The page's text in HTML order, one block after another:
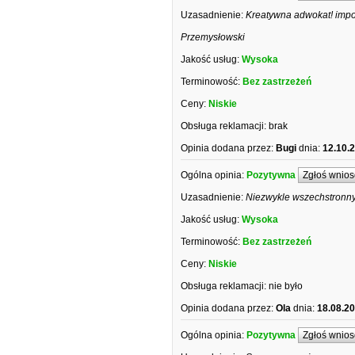
Uzasadnienie: Kreatywna adwokat!
Przemysłowski
Jakość usług: Wysoka
Terminowość: Bez zastrzeżeń
Ceny: Niskie
Obsługa reklamacji: brak
Opinia dodana przez: Bugi dnia:
Ogólna opinia: Pozytywna Zgłoś
Uzasadnienie: Niezwykle
Jakość usług: Wysoka
Terminowość: Bez zastrzeżeń
Ceny: Niskie
Obsługa reklamacji: nie było
Opinia dodana przez: Ola dnia:
Ogólna opinia: Pozytywna Zgłoś